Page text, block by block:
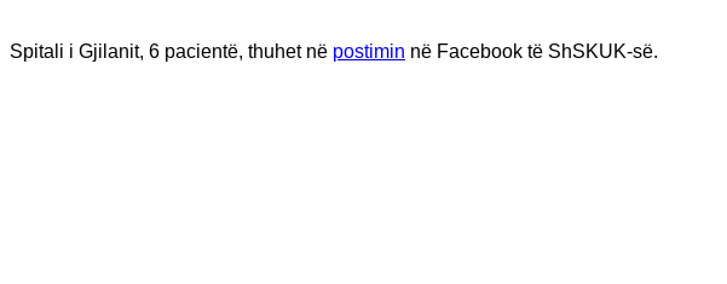
Spitali i Gjilanit, 6 pacientë, thuhet në postimin në Facebook të ShSKUK-së.